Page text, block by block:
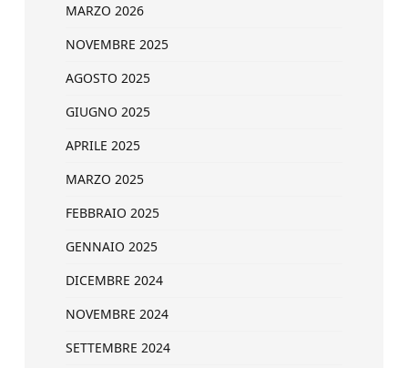
MARZO 2026
NOVEMBRE 2025
AGOSTO 2025
GIUGNO 2025
APRILE 2025
MARZO 2025
FEBBRAIO 2025
GENNAIO 2025
DICEMBRE 2024
NOVEMBRE 2024
SETTEMBRE 2024